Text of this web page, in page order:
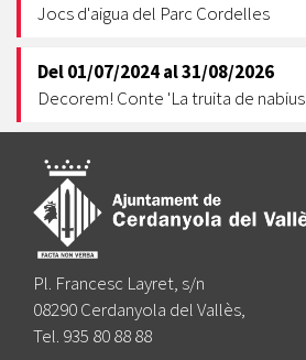
Jocs d'aigua del Parc Cordelles
Del01/07/2024al31/08/2026
Decorem! Conte 'La truita de nabius'
Pl. Francesc Layret, s/n
08290 Cerdanyola del Vallès,
Tel. 935 80 88 88